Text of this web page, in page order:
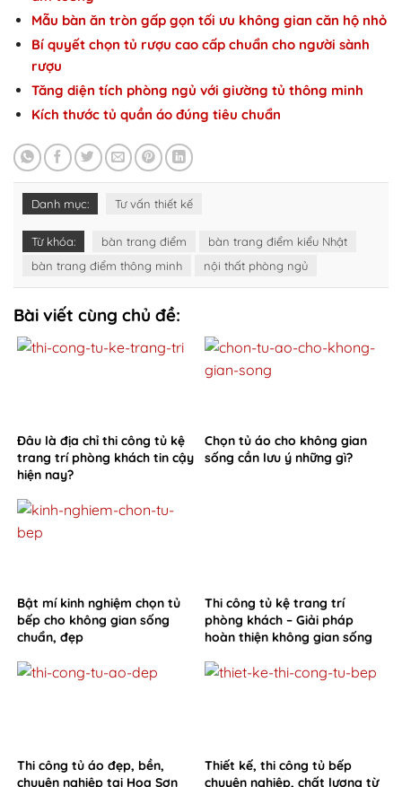
Mẫu bàn ăn tròn gấp gọn tối ưu không gian căn hộ nhỏ
Bí quyết chọn tủ rượu cao cấp chuẩn cho người sành
rượu
Tăng diện tích phòng ngủ với giường tủ thông minh
Kích thước tủ quần áo đúng tiêu chuẩn
Danh mục: Tư vấn thiết kế
Từ khóa: bàn trang điểm
bàn trang điểm kiểu Nhật
bàn trang điểm thông minh
nội thất phòng ngủ
Bài viết cùng chủ đề:
Đâu là địa chỉ thi công tủ kệ
trang trí phòng khách tin cậy
hiện nay?
Chọn tủ áo cho không gian
sống cần lưu ý những gì?
Bật mí kinh nghiệm chọn tủ
bếp cho không gian sống
chuẩn, đẹp
Thi công tủ kệ trang trí
phòng khách – Giải pháp
hoàn thiện không gian sống
Thi công tủ áo đẹp, bền,
chuyên nghiệp tại Hoa Sơn
Thiết kế, thi công tủ bếp
chuyên nghiệp, chất lượng từ